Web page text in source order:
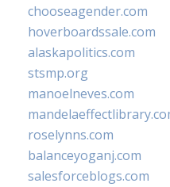
chooseagender.com
hoverboardssale.com
alaskapolitics.com
stsmp.org
manoelneves.com
roselynns.com
balanceyoganj.com
salesforceblogs.com